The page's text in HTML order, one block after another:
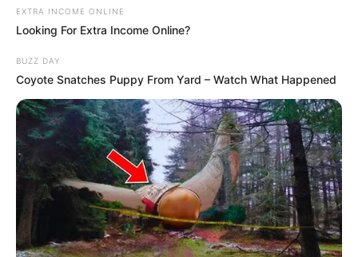
EXTRA INCOME ONLINE
Looking For Extra Income Online?
BUZZ DAY
Coyote Snatches Puppy From Yard – Watch What Happened